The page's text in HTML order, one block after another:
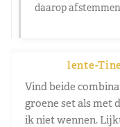
daarop
lente-
Vind beide
groene set als met
ik niet wennen.